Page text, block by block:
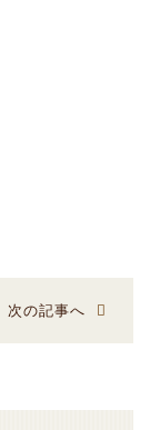
次の記事へ